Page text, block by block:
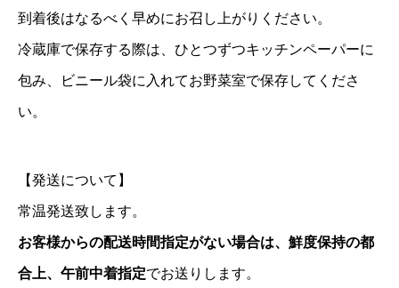
到着後はなるべく早めにお召し上がりください。
冷蔵庫で保存する際は、ひとつずつキッチンペーパーに
包み、ビニール袋に入れてお野菜室で保存してくださ
い。
【発送について】
常温発送致します。
お客様からの配送時間指定がない場合は、鮮度保持の都
合上、午前中着指定でお送りします。